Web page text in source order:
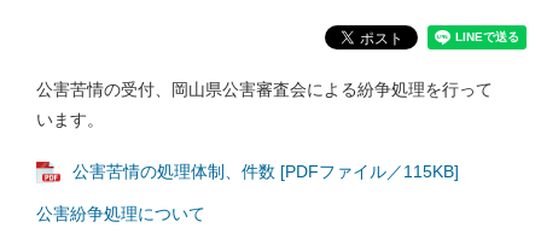
公害苦情の受付、岡山県公害審査会による紛争処理を行って
います。
公害苦情の処理体制、件数 [PDFファイル／115KB]
公害紛争処理について